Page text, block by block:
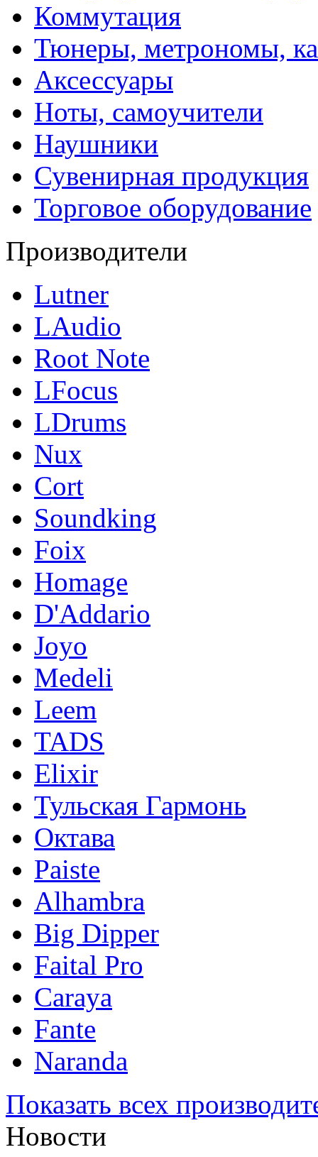
Коммутация
Тюнеры, метрономы,
Аксессуары
Ноты, самоучители
Наушники
Сувенирная продукция
Торговое оборудование
Производители
Lutner
LAudio
Root Note
LFocus
LDrums
Nux
Cort
Soundking
Foix
Homage
D'Addario
Joyo
Medeli
Leem
TADS
Elixir
Тульская Гармонь
Октава
Paiste
Alhambra
Big Dipper
Faital Pro
Caraya
Fante
Naranda
Показать всех
Новости